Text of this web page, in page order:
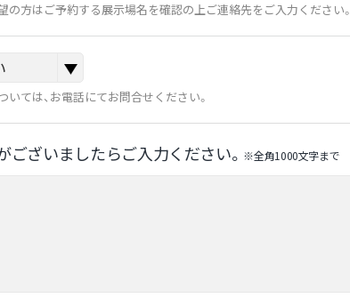
方はご予約する展示場名を確認の上ご連絡先をご入力ください。
ては、お電話にてお問合せください。
ざいましたらご⼊⼒ください。 ※全⾓1000⽂字まで